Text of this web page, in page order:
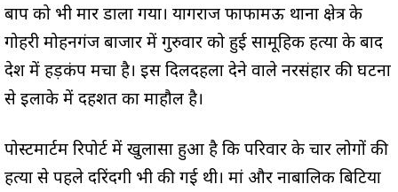
बाप को भी मार डाला गया। प्रयागराज फाफामऊ थाना क्षेत्र के
गोहरी मोहनगंज बाजार में गुरुवार को हुई सामूहिक हत्या के बाद
प्रदेश में हड़कंप मचा है। इस दिलदहला देने वाले नरसंहार की घटना
से इलाके में दहशत का माहौल है।
पोस्टमार्टम रिपोर्ट में खुलासा हुआ है कि परिवार के चार लोगों की
हत्या से पहले दरिंदगी भी की गई थी। मां और नाबालिक बिटिया